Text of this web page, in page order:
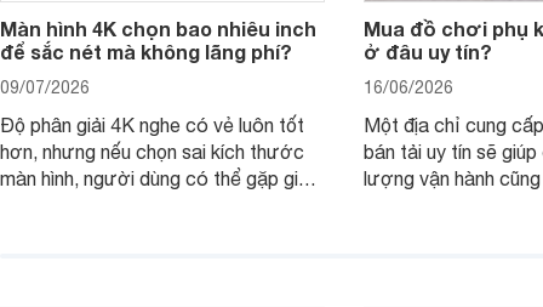
Màn hình 4K chọn bao nhiêu inch
để sắc nét mà không lãng phí?
09/07/2026
Độ phân giải 4K nghe có vẻ luôn tốt
hơn, nhưng nếu chọn sai kích thước
màn hình, người dùng có thể gặp giao
Mua đồ chơi phụ
ở đâu uy tín?
16/06/2026
Một địa chỉ cung
bán tải uy tín sẽ
lượng vận hành